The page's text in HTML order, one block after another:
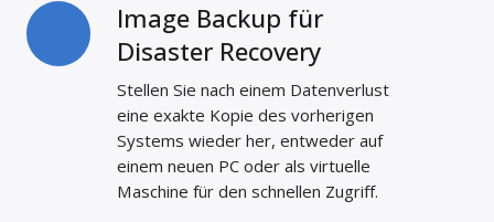
Image Backup für
Disaster Recovery
Stellen Sie nach einem Datenverlust
eine exakte Kopie des vorherigen
Systems wieder her, entweder auf
einem neuen PC oder als virtuelle
Maschine für den schnellen Zugriff.
Image
Backup
für